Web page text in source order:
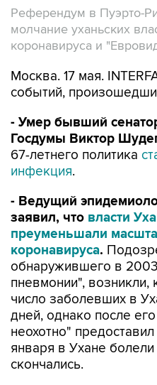
Референдум в Пуэрто-
молчание уханьских
коронавируса и
Москва. 17 мая.
событий,
- Умер бывший
Госдумы Виктор
67-летнего политика
инфекция.
- Ведущий
заявил, что власти
преуменьшали
коронавируса.
обнаружившего в
пневмонии", возникли,
число заболевших в
дней, однако после
неохотно"
января в Ухане
скончались.